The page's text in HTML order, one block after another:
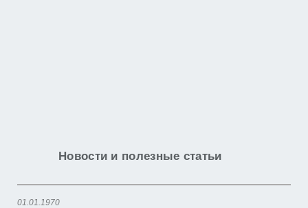
Новости и полезные статьи
01.01.1970